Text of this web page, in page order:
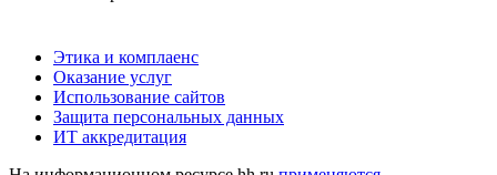
Этика и комплаенс
Оказание услуг
Использование сайтов
Защита персональных данных
ИТ аккредитация